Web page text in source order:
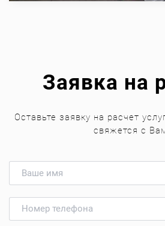
Заявка на
Оставьте заявку на расчет
свяжется с